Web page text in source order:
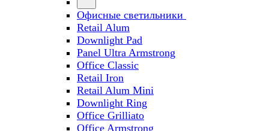
Офисные светильники
Retail Alum
Downlight Pad
Panel Ultra Armstrong
Office Classic
Retail Iron
Retail Alum Mini
Downlight Ring
Office Grilliato
Office Armstrong